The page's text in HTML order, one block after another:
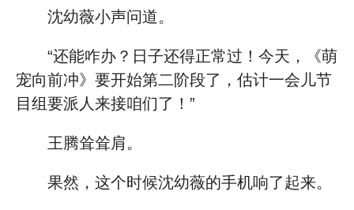
沈幼薇小声问道。
“还能咋办？日子还得正常过！今天，《萌
宠向前冲》要开始第二阶段了，估计一会儿节
目组要派人来接咱们了！”
王腾耸耸肩。
果然，这个时候沈幼薇的手机响了起来。